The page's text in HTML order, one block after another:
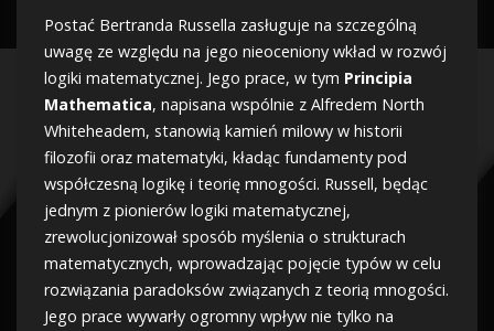
Postać Bertranda Russella zasługuje na szczególną
uwagę ze względu na jego nieoceniony wkład w rozwój
logiki matematycznej. Jego prace, w tym Principia
Mathematica, napisana wspólnie z Alfredem North
Whiteheadem, stanowią kamień milowy w historii
filozofii oraz matematyki, kładąc fundamenty pod
współczesną logikę i teorię mnogości. Russell, będąc
jednym z pionierów logiki matematycznej,
zrewolucjonizował sposób myślenia o strukturach
matematycznych, wprowadzając pojęcie typów w celu
rozwiązania paradoksów związanych z teorią mnogości.
Jego prace wywarły ogromny wpływ nie tylko na